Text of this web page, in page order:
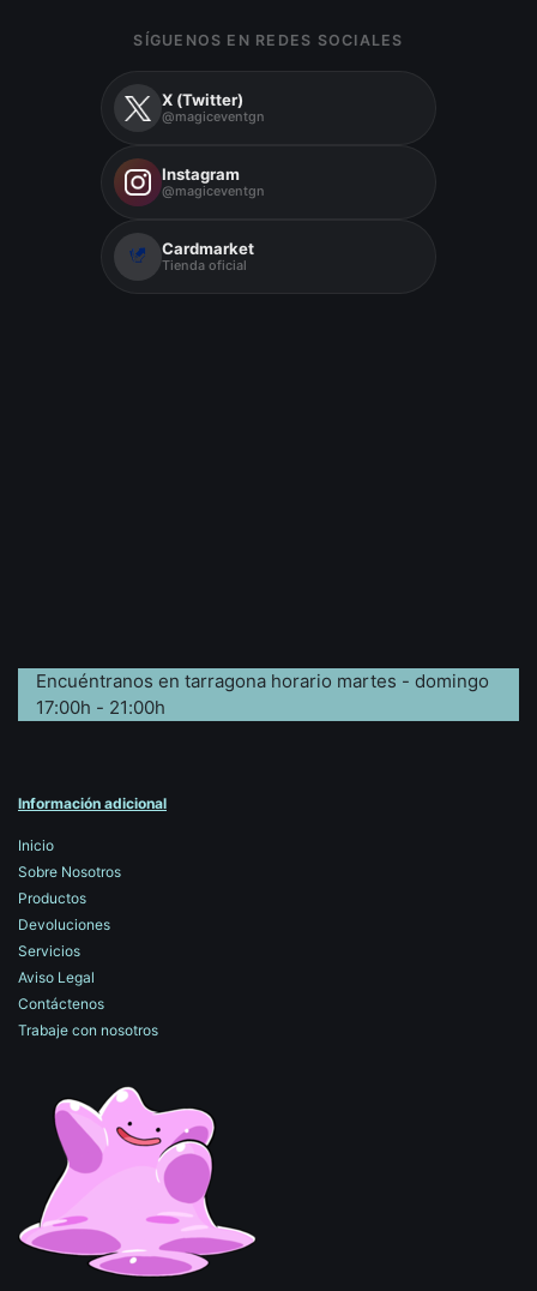
SÍGUENOS EN REDES SOCIALES
X (Twitter)
@magiceventgn
Instagram
@magiceventgn
Cardmarket
Tienda oficial
Encuéntranos en tarragona horario martes - domingo
17:00h - 21:00h
Información adicional
Inicio
Sobre Nosotros
Productos
Devoluciones
Servicios
Aviso Legal
Contáctenos
Trabaje con nosotros